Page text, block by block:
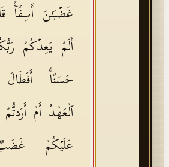
غَضۡبَـٰنَ أَسِفࣰاۚ
أَلَمۡ یَعِدۡكُمۡ
حَسَنًاۚ
ٱلۡعَهۡدُ أَمۡ
عَلَیۡكُمۡ